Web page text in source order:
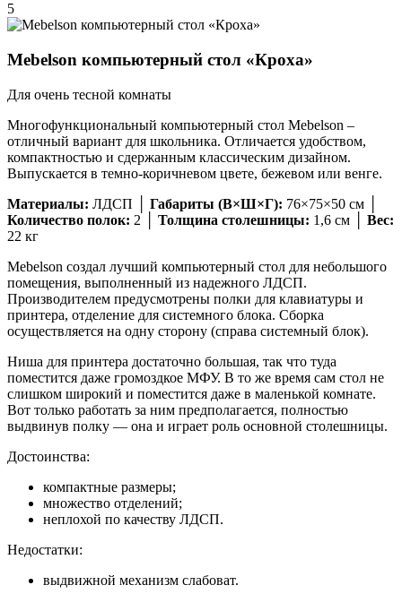
5
Mebelson компьютерный стол «Кроха»
Для очень тесной комнаты
Многофункциональный компьютерный стол Mebelson –
отличный вариант для школьника. Отличается удобством,
компактностью и сдержанным классическим дизайном.
Выпускается в темно-коричневом цвете, бежевом или венге.
Материалы: ЛДСП │ Габариты (В×Ш×Г): 76×75×50 см │
Количество полок: 2 │ Толщина столешницы: 1,6 см │ Вес:
22 кг
Mebelson создал лучший компьютерный стол для небольшого
помещения, выполненный из надежного ЛДСП.
Производителем предусмотрены полки для клавиатуры и
принтера, отделение для системного блока. Сборка
осуществляется на одну сторону (справа системный блок).
Ниша для принтера достаточно большая, так что туда
поместится даже громоздкое МФУ. В то же время сам стол не
слишком широкий и поместится даже в маленькой комнате.
Вот только работать за ним предполагается, полностью
выдвинув полку — она и играет роль основной столешницы.
Достоинства:
компактные размеры;
множество отделений;
неплохой по качеству ЛДСП.
Недостатки:
выдвижной механизм слабоват.